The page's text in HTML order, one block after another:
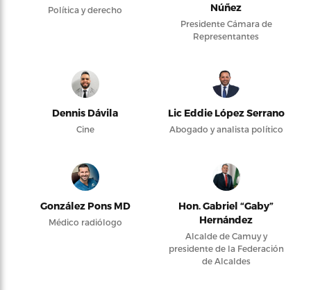
Política y derecho
Núñez
Presidente Cámara de
Representantes
Dennis Dávila
Cine
Lic Eddie López Serrano
Abogado y analista político
González Pons MD
Médico radiólogo
Hon. Gabriel “Gaby”
Hernández
Alcalde de Camuy y
presidente de la Federación
de Alcaldes